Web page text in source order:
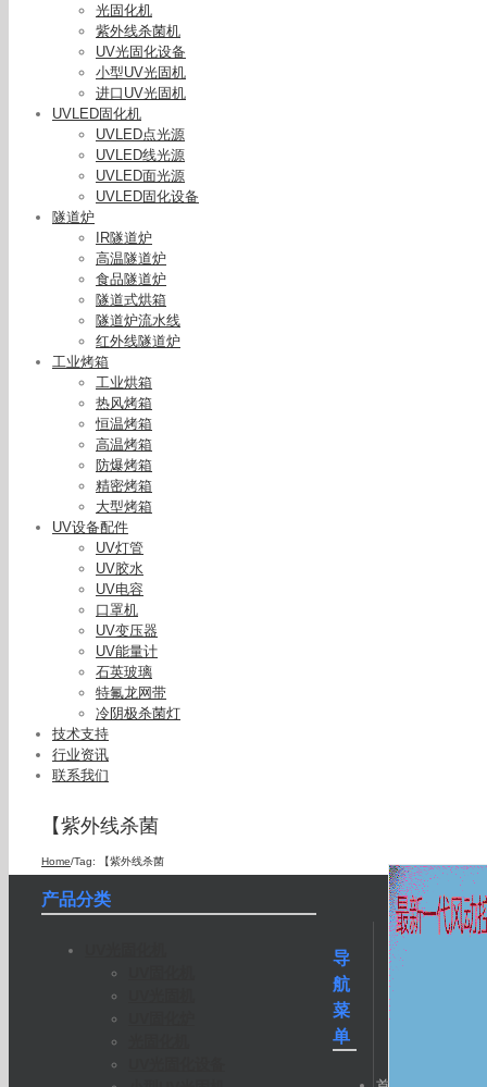
光固化机
紫外线杀菌机
UV光固化设备
小型UV光固机
进口UV光固机
UVLED固化机
UVLED点光源
UVLED线光源
UVLED面光源
UVLED固化设备
隧道炉
IR隧道炉
高温隧道炉
食品隧道炉
隧道式烘箱
隧道炉流水线
红外线隧道炉
工业烤箱
工业烘箱
热风烤箱
恒温烤箱
高温烤箱
防爆烤箱
精密烤箱
大型烤箱
UV设备配件
UV灯管
UV胶水
UV电容
口罩机
UV变压器
UV能量计
石英玻璃
特氟龙网带
冷阴极杀菌灯
技术支持
行业资讯
联系我们
【紫外线杀菌
Home/Tag: 【紫外线杀菌
产品分类
导
航
菜
单